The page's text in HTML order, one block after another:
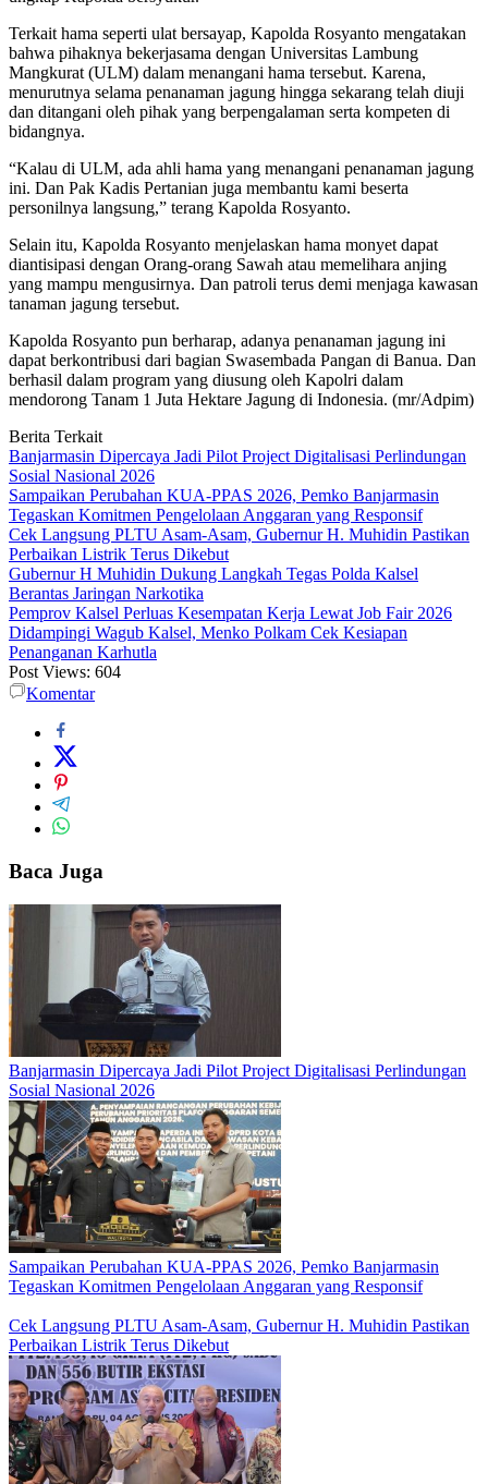
Terkait hama seperti ulat bersayap, Kapolda Rosyanto mengatakan
bahwa pihaknya bekerjasama dengan Universitas Lambung
Mangkurat (ULM) dalam menangani hama tersebut. Karena,
menurutnya selama penanaman jagung hingga sekarang telah diuji
dan ditangani oleh pihak yang berpengalaman serta kompeten di
bidangnya.
“Kalau di ULM, ada ahli hama yang menangani penanaman jagung
ini. Dan Pak Kadis Pertanian juga membantu kami beserta
personilnya langsung,” terang Kapolda Rosyanto.
Selain itu, Kapolda Rosyanto menjelaskan hama monyet dapat
diantisipasi dengan Orang-orang Sawah atau memelihara anjing
yang mampu mengusirnya. Dan patroli terus demi menjaga kawasan
tanaman jagung tersebut.
Kapolda Rosyanto pun berharap, adanya penanaman jagung ini
dapat berkontribusi dari bagian Swasembada Pangan di Banua. Dan
berhasil dalam program yang diusung oleh Kapolri dalam
mendorong Tanam 1 Juta Hektare Jagung di Indonesia. (mr/Adpim)
Berita Terkait
Banjarmasin Dipercaya Jadi Pilot Project Digitalisasi Perlindungan
Sosial Nasional 2026
Sampaikan Perubahan KUA-PPAS 2026, Pemko Banjarmasin
Tegaskan Komitmen Pengelolaan Anggaran yang Responsif
Cek Langsung PLTU Asam-Asam, Gubernur H. Muhidin Pastikan
Perbaikan Listrik Terus Dikebut
Gubernur H Muhidin Dukung Langkah Tegas Polda Kalsel
Berantas Jaringan Narkotika
Pemprov Kalsel Perluas Kesempatan Kerja Lewat Job Fair 2026
Didampingi Wagub Kalsel, Menko Polkam Cek Kesiapan
Penanganan Karhutla
Post Views: 604
Komentar
Baca Juga
Banjarmasin Dipercaya Jadi Pilot Project Digitalisasi Perlindungan
Sosial Nasional 2026
Sampaikan Perubahan KUA-PPAS 2026, Pemko Banjarmasin
Tegaskan Komitmen Pengelolaan Anggaran yang Responsif
Cek Langsung PLTU Asam-Asam, Gubernur H. Muhidin Pastikan
Perbaikan Listrik Terus Dikebut